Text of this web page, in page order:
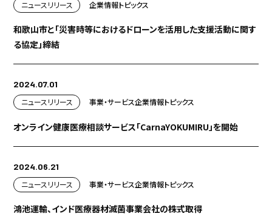
ニュースリリース
企業情報トピックス
和歌山市と「災害時等におけるドローンを活用した支援活動に関す
る協定」締結
2024.07.01
ニュースリリース
事業・サービス企業情報トピックス
オンライン健康医療相談サービス「CarnaYOKUMIRU」を開始
2024.06.21
ニュースリリース
事業・サービス企業情報トピックス
鴻池運輸、インド医療器材滅菌事業会社の株式取得